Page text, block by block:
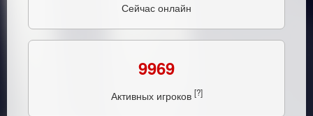
Сейчас онлайн
9969
Активных игроков [?]